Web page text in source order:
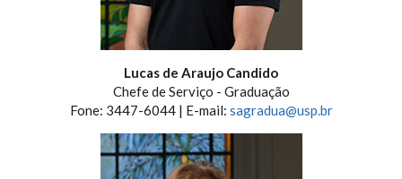
Lucas de Araujo Candido
Chefe de Serviço - Graduação
Fone: 3447-6044 | E-mail: sagradua@usp.br